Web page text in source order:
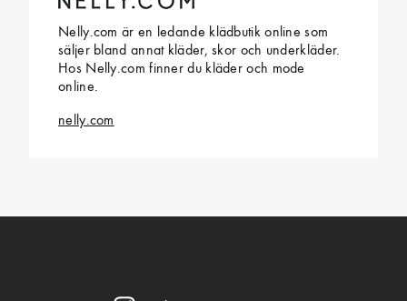
Nelly.com är en ledande klädbutik online som
säljer bland annat kläder, skor och underkläder.
Hos Nelly.com finner du kläder och mode
online.
nelly.com